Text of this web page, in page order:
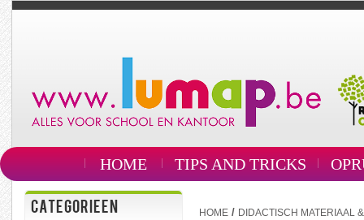
HOME TIPS AND TRICKS
CATEGORIEEN HOME / DIDACTISCH MATERIAAL